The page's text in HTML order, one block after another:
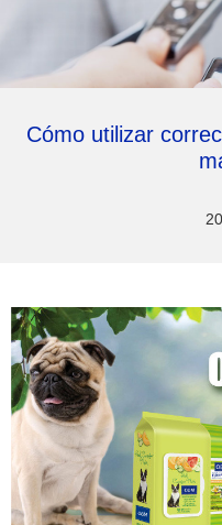
Cómo utilizar